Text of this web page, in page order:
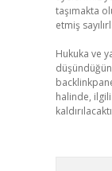
taşımakta
etmiş
Hukuka ve
halinde,